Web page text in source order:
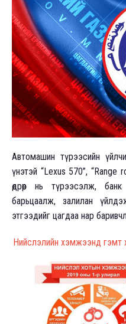
Автомашин түрээсийн
үнэтэй “Lexus 570”, “Range
өдрөөр нь түрээсэлж,
барьцаалж, залилан
этгээдийг цагдаа нар
Нийслэлийн хэмжээнд гэмт